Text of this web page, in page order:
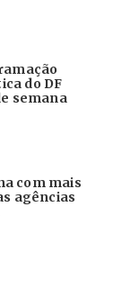
do DF
semana
com mais
agências